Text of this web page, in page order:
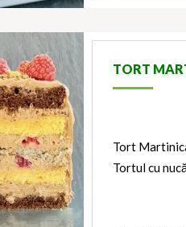
TORT
Tort
Tortul cu